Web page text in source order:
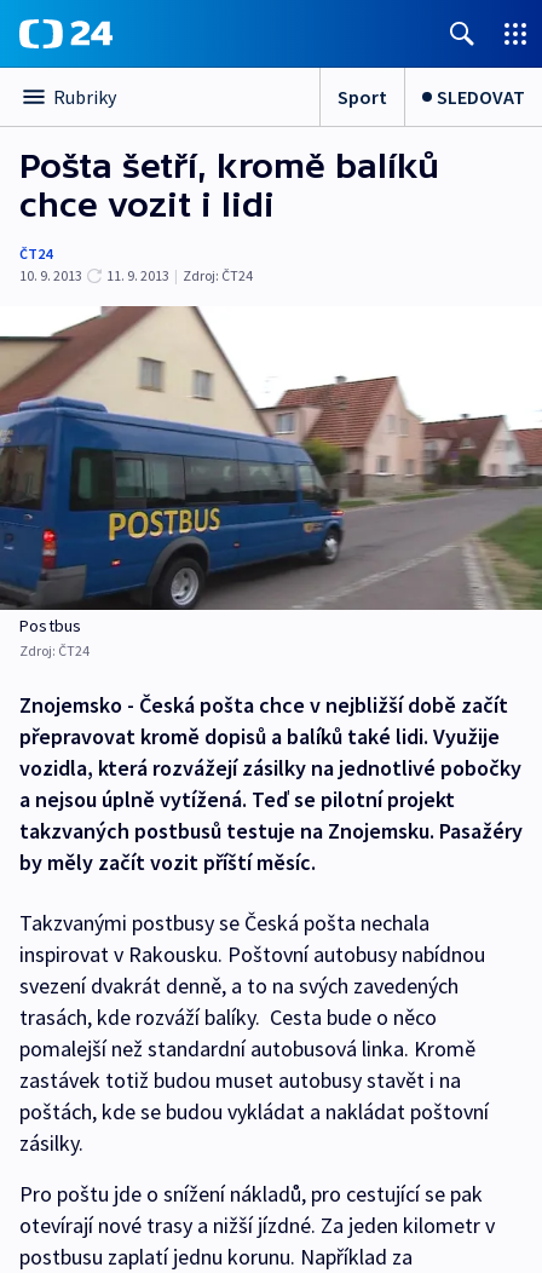
Rubriky Sport SLEDOVAT
Pošta šetří, kromě balíků
chce vozit i lidi
ČT24
10. 9. 2013
11. 9. 2013 | Zdroj: ČT24
Postbus
Zdroj: ČT24
Znojemsko - Česká pošta chce v nejbližší době začít
přepravovat kromě dopisů a balíků také lidi. Využije
vozidla, která rozvážejí zásilky na jednotlivé pobočky
a nejsou úplně vytížená. Teď se pilotní projekt
takzvaných postbusů testuje na Znojemsku. Pasažéry
by měly začít vozit příští měsíc.
Takzvanými postbusy se Česká pošta nechala
inspirovat v Rakousku. Poštovní autobusy nabídnou
svezení dvakrát denně, a to na svých zavedených
trasách, kde rozváží balíky. Cesta bude o něco
pomalejší než standardní autobusová linka. Kromě
zastávek totiž budou muset autobusy stavět i na
poštách, kde se budou vykládat a nakládat poštovní
zásilky.
Pro poštu jde o snížení nákladů, pro cestující se pak
otevírají nové trasy a nižší jízdné. Za jeden kilometr v
postbusu zaplatí jednu korunu. Například za